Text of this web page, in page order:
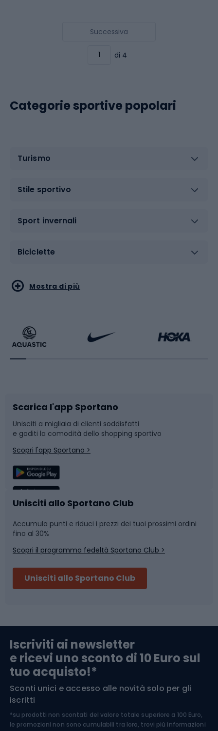
Successiva
di 4
Categorie sportive popolari
Turismo
Stile sportivo
Sport invernali
Biciclette
Sport acquatici
Bikepacking
Bushcraft
Corsa
Sport di squadra
Caschi da ciclismo
Skitouring
Abbigliamento da escursionismo
Sport di arti marziali
Sport con le racchette
Slitte e slittini
Snowboard
Camminata nordica
Nuoto
Pattinaggio
Componenti per biciclette
Arrampicata
Medicina dello sport
Abbigliamento ciclistico
Mostra di più
Scarica l'app Sportano
Unisciti a migliaia di clienti soddisfatti
e goditi la comodità dello shopping sportivo
Scopri l'app Sportano >
Unisciti allo Sportano Club
Accumula punti e riduci i prezzi dei tuoi prossimi ordini
fino al 30%
Scopri il programma fedeltà Sportano Club >
Unisciti allo Sportano Club
Iscriviti ai newsletter
e ricevi uno sconto di 10 Euro sul
tuo acquisto!*
Sconti unici e accesso alle novità solo per gli
iscritti
*su prodotti non scontati del valore totale superiore a 100 Euro,
le promozioni non sono cumulabili tra loro, trovi più informazioni